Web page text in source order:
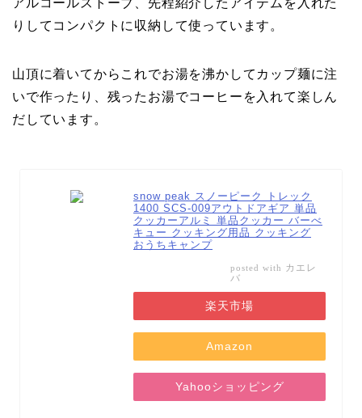
アルコールストーブ、先程紹介したアイテムを入れた
りしてコンパクトに収納して使っています。
山頂に着いてからこれでお湯を沸かしてカップ麺に注
いで作ったり、残ったお湯でコーヒーを入れて楽しん
だしています。
snow peak スノーピーク トレック
1400 SCS-009アウトドアギア 単品
クッカーアルミ 単品クッカー バーべ
キュー クッキング用品 クッキング
おうちキャンプ
posted with カエレ
バ
楽天市場
Amazon
Yahooショッピング